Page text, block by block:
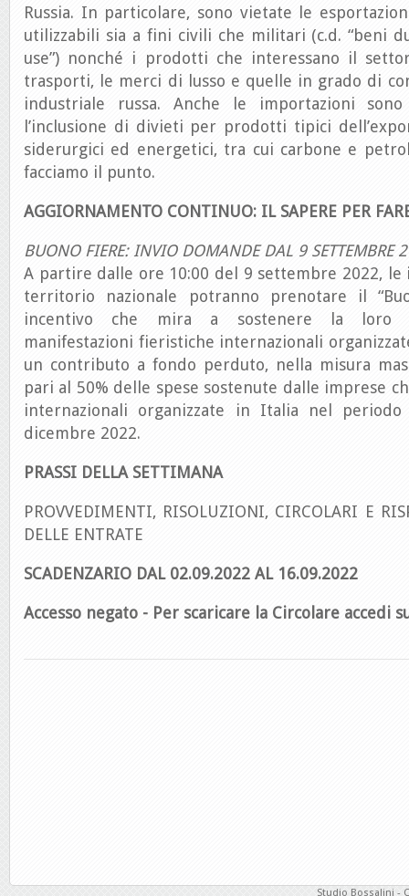
Russia. In particolare, sono vietate le
utilizzabili sia a fini civili che militari (c.d. “beni
use”) nonché i prodotti che interessano il
trasporti, le merci di lusso e quelle in grado di
industriale russa. Anche le importazioni
l’inclusione di divieti per prodotti tipici
siderurgici ed energetici, tra cui carbone e
facciamo il punto.
AGGIORNAMENTO CONTINUO: IL SAPERE PER
BUONO FIERE: INVIO DOMANDE DAL 9 SETTEMBRE
A partire dalle ore 10:00 del 9 settembre 2022, le
territorio nazionale potranno prenotare il
incentivo che mira a sostenere la loro
manifestazioni fieristiche internazionali
un contributo a fondo perduto, nella misura
pari al 50% delle spese sostenute dalle imprese
internazionali organizzate in Italia nel
dicembre 2022.
PRASSI DELLA SETTIMANA
PROVVEDIMENTI, RISOLUZIONI, CIRCOLARI E
DELLE ENTRATE
SCADENZARIO DAL 02.09.2022 AL 16.09.2022
Accesso negato - Per scaricare la Circolare accedi
Studio Bossalini -